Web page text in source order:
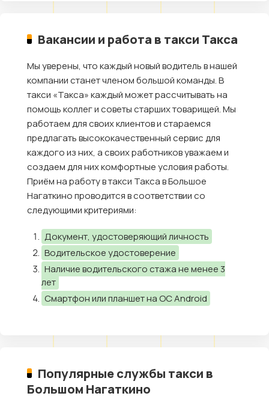
Вакансии и работа в такси Такса
Мы уверены, что каждый новый водитель в нашей
компании станет членом большой команды. В
такси «Такса» каждый может рассчитывать на
помощь коллег и советы старших товарищей. Мы
работаем для своих клиентов и стараемся
предлагать высококачественный сервис для
каждого из них, а своих работников уважаем и
создаем для них комфортные условия работы.
Приём на работу в такси Такса в Большое
Нагаткино проводится в соответствии со
следующими критериями:
Документ, удостоверяющий личность
Водительское удостоверение
Наличие водительского стажа не менее 3
лет
Смартфон или планшет на ОС Android
Популярные службы такси в
Большом Нагаткино